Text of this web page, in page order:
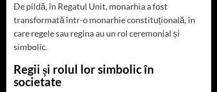
De pildă, în Regatul Unit, monarhia a fost
transformată într-o monarhie constituțională, în
care regele sau regina au un rol ceremonial și
simbolic.
Regii și rolul lor simbolic în
societate